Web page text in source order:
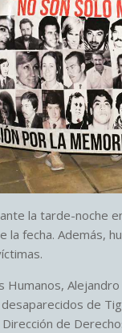
la tarde-noche
fecha. Además,
Humanos,
de
de